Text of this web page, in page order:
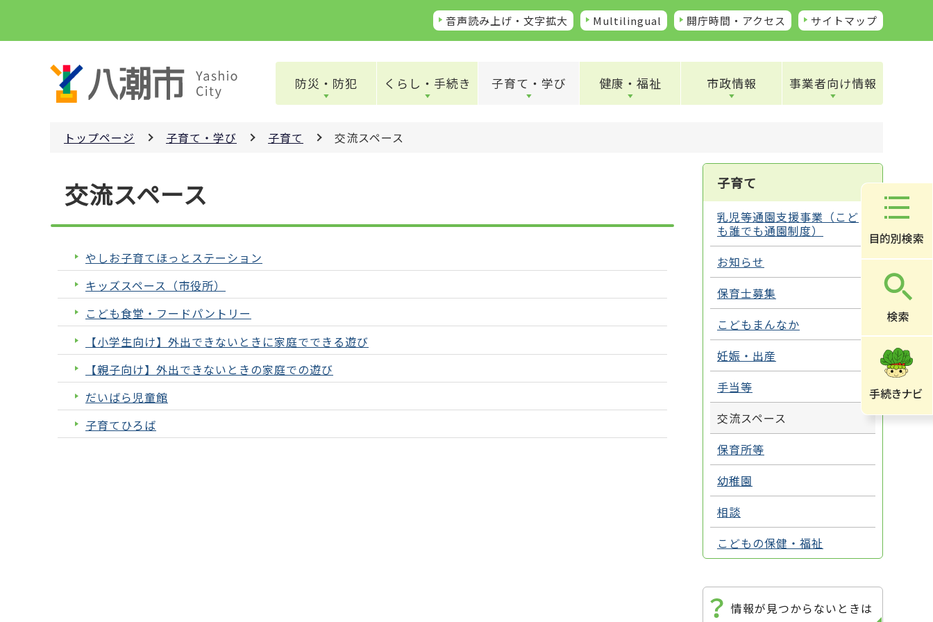
ペ
音声読み上げ・文字拡大 Multilingual 開庁時間・アクセス サイトマップ
防災・防犯 くらし・手続き 子育て・学び 健康・福祉 市政情報 事業者向け情報
トップページ 子育て・学び 子育て 交流スペース
交流スペース
やしお子育てほっとステーション
キッズスペース（市役所）
こども食堂・フードパントリー
【小学生向け】外出できないときに家庭でできる遊び
【親子向け】外出できないときの家庭での遊び
だいばら児童館
子育てひろば
子育て
乳児等通園支援事業（こど
も誰でも通園制度）
お知らせ
保育士募集
こどもまんなか
妊娠・出産
手当等
交流スペース
保育所等
幼稚園
相談
こどもの保健・福祉
情報が見つからないときは